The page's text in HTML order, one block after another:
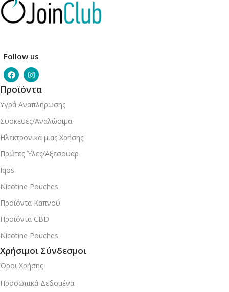
Follow us
Προϊόντα
Υγρά Αναπλήρωσης
Συσκευές/Αναλώσιμα
Ηλεκτρονικά μιας Χρήσης
Πρώτες Ύλες/Αξεσουάρ
Iqos
Nicotine Pouches
Προϊόντα Καπνού
Προϊόντα CBD
Nicotine Pouches
Χρήσιμοι Σύνδεσμοι
Όροι Χρήσης
Προσωπικά Δεδομένα